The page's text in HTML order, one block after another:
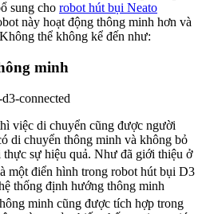
sung cho robot hút bụi Neato
này hoạt động thông minh hơn và
thể không kể đến như:
minh
việc di chuyển cũng được người
di chuyển thông minh và không bỏ
sự hiệu quả. Như đã giới thiệu ở
một điển hình trong robot hút bụi D3
thống định hướng thông minh
minh cũng được tích hợp trong